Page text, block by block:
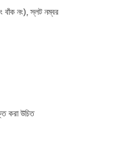
বাঁক নং), স্লট নম্বর
করা উচিত